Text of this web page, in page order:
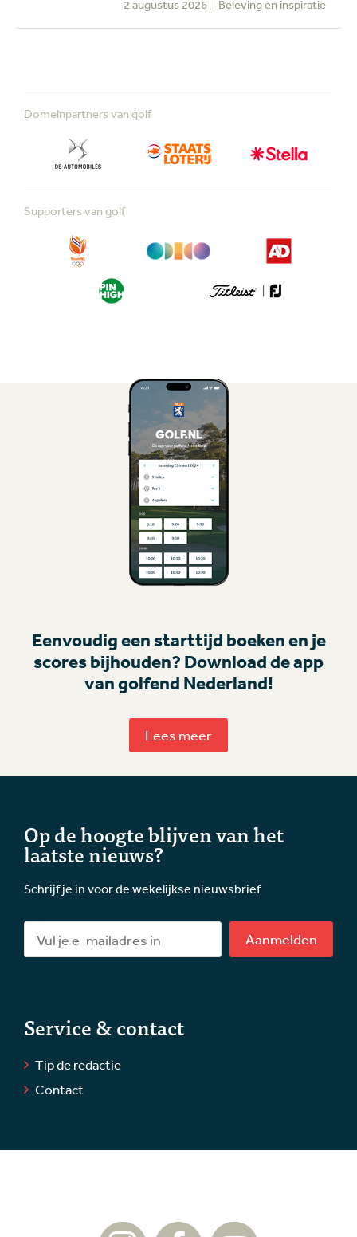
2 augustus 2026 Beleving en inspiratie
Domeinpartners van golf
Supporters van golf
Eenvoudig een starttijd boeken en je
scores bijhouden? Download de app
van golfend Nederland!
Lees meer
Op de hoogte blijven van het
laatste nieuws?
Schrijf je in voor de wekelijkse nieuwsbrief
Aanmelden
Service & contact
Tip de redactie
Contact